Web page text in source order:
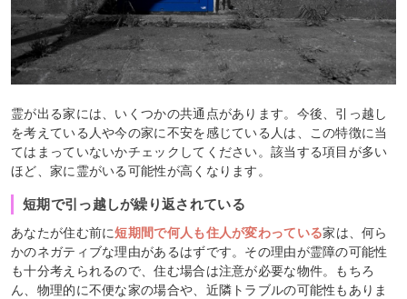
霊が出る家には、いくつかの共通点があります。今後、引っ越し
を考えている人や今の家に不安を感じている人は、この特徴に当
てはまっていないかチェックしてください。該当する項目が多い
ほど、家に霊がいる可能性が高くなります。
短期で引っ越しが繰り返されている
あなたが住む前に短期間で何人も住人が変わっている家は、何ら
かのネガティブな理由があるはずです。その理由が霊障の可能性
も十分考えられるので、住む場合は注意が必要な物件。もちろ
ん、物理的に不便な家の場合や、近隣トラブルの可能性もありま